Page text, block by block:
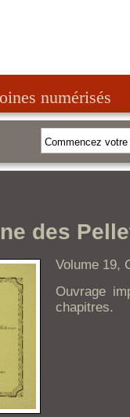
numérisés
des
Volume 19,
Ouvrage
chapitres.